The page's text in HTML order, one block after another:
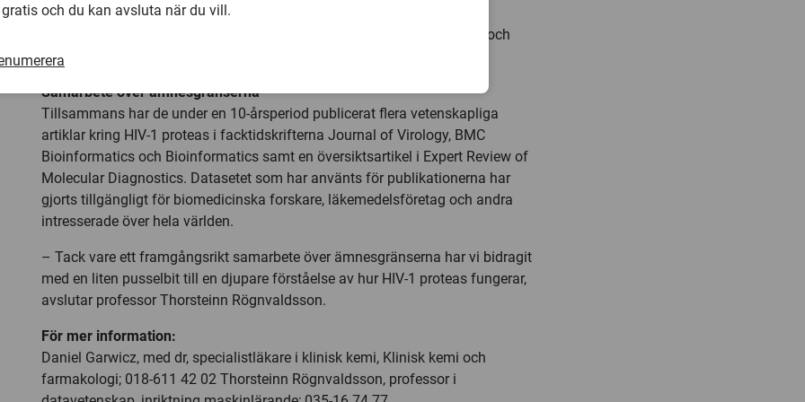
Proteolytic Cleavage and Epitope Identification”. Huvudhandledare och
i datavetenskap och
numera prorektor vid Högskolan i Halmstad.
Samarbete över ämnesgränserna
Tillsammans har de under en 10-årsperiod publicerat flera vetenskapliga
artiklar kring HIV-1 proteas i facktidskrifterna Journal of Virology, BMC
Bioinformatics och Bioinformatics samt en översiktsartikel i Expert Review of
Molecular Diagnostics. Datasetet som har använts för publikationerna har
gjorts tillgängligt för biomedicinska forskare, läkemedelsföretag och andra
intresserade över hela världen.
– Tack vare ett framgångsrikt samarbete över ämnesgränserna har vi bidragit
med en liten pusselbit till en djupare förståelse av hur HIV-1 proteas fungerar,
avslutar professor Thorsteinn Rögnvaldsson.
För mer information:
Daniel Garwicz, med dr, specialistläkare i klinisk kemi, Klinisk kemi och
farmakologi; 018-611 42 02 Thorsteinn Rögnvaldsson, professor i
gratis och du kan avsluta när du vill.